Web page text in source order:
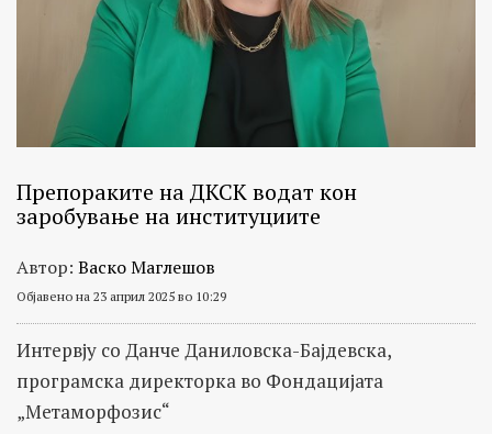
Препораките на ДКСК водат кон
заробување на институциите
Автор: Васко Маглешов
Објавено на 23 април 2025 во 10:29
Интервју со Данче Даниловска-Бајдевска,
програмска директорка во Фондацијата
„Метаморфозис“